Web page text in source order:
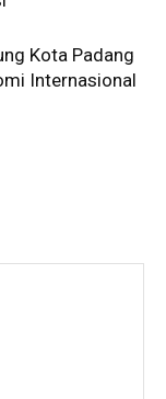
Kota Padang
Internasional